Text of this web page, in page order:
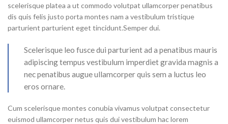
scelerisque platea a ut commodo volutpat ullamcorper penatibus
dis quis felis justo porta montes nam a vestibulum tristique
parturient parturient eget tincidunt.Semper dui.
Scelerisque leo fusce dui parturient ad a penatibus mauris
adipiscing tempus vestibulum imperdiet gravida magnis a
nec penatibus augue ullamcorper quis sem a luctus leo
eros ornare.
Cum scelerisque montes conubia vivamus volutpat consectetur
euismod ullamcorper netus quis dui vestibulum hac lorem